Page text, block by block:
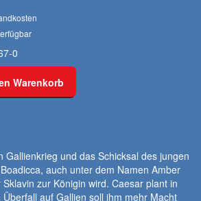
0
Warenkorb
Gallienkrieg und das Schicksal des jungen
auch unter dem Namen Amber
zur Königin wird. Caesar plant in
auf Gallien soll ihm mehr Macht